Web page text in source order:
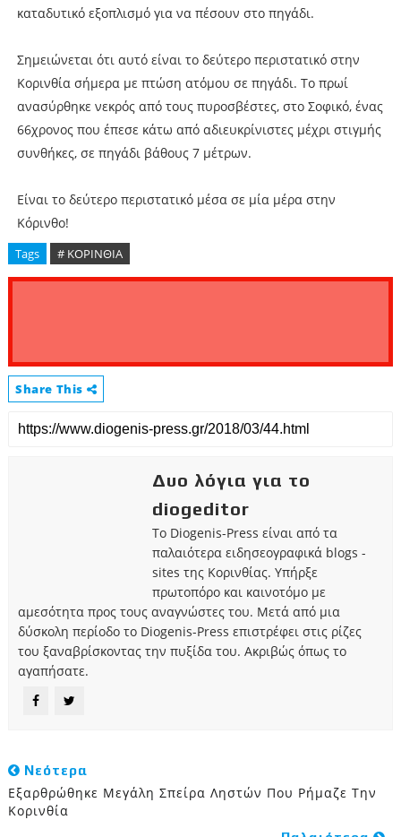
καταδυτικό εξοπλισμό για να πέσουν στο πηγάδι.
Σημειώνεται ότι αυτό είναι το δεύτερο περιστατικό στην
Κορινθία σήμερα με πτώση ατόμου σε πηγάδι. Το πρωί
ανασύρθηκε νεκρός από τους πυροσβέστες, στο Σοφικό, ένας
66χρονος που έπεσε κάτω από αδιευκρίνιστες μέχρι στιγμής
συνθήκες, σε πηγάδι βάθους 7 μέτρων.
Είναι το δεύτερο περιστατικό μέσα σε μία μέρα στην
Κόρινθο!
Tags # ΚΟΡΙΝΘΙΑ
Share This
Δυο λόγια για το
diogeditor
Το Diogenis-Press είναι από τα
παλαιότερα ειδησεογραφικά blogs -
sites της Κορινθίας. Υπήρξε
πρωτοπόρο και καινοτόμο με
αμεσότητα προς τους αναγνώστες του. Μετά από μια
δύσκολη περίοδο το Diogenis-Press επιστρέφει στις ρίζες
του ξαναβρίσκοντας την πυξίδα του. Ακριβώς όπως το
αγαπήσατε.
Νεότερα
Εξαρθρώθηκε Μεγάλη Σπείρα Ληστών Που Ρήμαζε Την
Κορινθία